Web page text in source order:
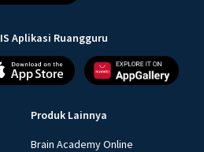
Aplikasi Ruangguru
Produk Lainnya
Brain Academy Online